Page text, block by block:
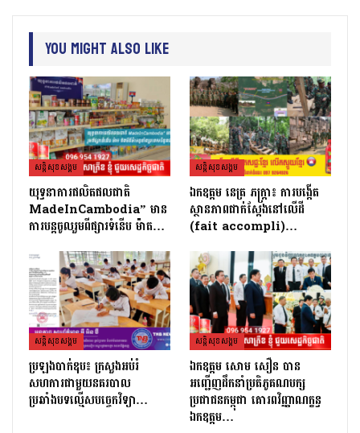
You Might Also Like
សន្តិសុខសង្គម
យុទ្ធនាការផលិតផលជាតិ
MadeInCambodia” មាន
ការបន្តចូលរួមពីផ្សារទំនើប ម៉ាត…
សន្តិសុខសង្គម
ឯកឧត្តម នេត្រ ភក្ត្រា៖ ការបង្កើត
ស្ថានភាពជាក់ស្តែងនៅលើដី
(fait accompli)…
សន្តិសុខសង្គម
ប្រឡងបាក់ឌុប៖ ក្រសួងអប់រំ
សហការជាមួយនគរបាល
ប្រឆាំងបទល្មើសបច្ចេកវិទ្យា…
សន្តិសុខសង្គម
ឯកឧត្តម សោម សឿន បាន
អញ្ជើញដឹកនាំប្រតិភូគណបក្ស
ប្រជាជនកម្ពុជា គោរពវិញ្ញាណក្ខន្ធ
ឯកឧត្តម…